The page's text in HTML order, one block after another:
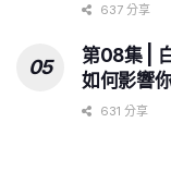
637 分享
第08集 |
如何影響
631 分享